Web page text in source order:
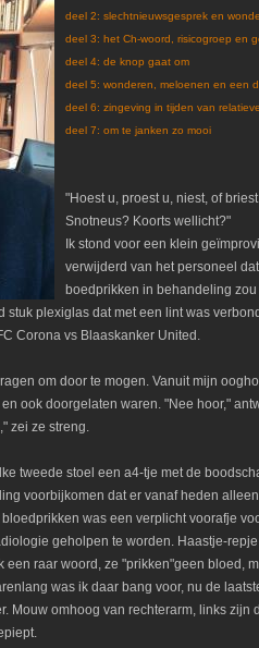
deel 2: slechtnieuwsgesprek en
deel 3: het Ch-woord, risicogroep en
deel 4: de knop gaat om
deel 5: wonderen, meloenen en een
deel 6: zingeving in tijden van
deel 7: om te janken zo mooi
"Hoest u, proest u, niest, of
Snotneus? Koorts wellicht?"
Ik stond voor een klein
verwijderd van het personeel
boedprikken in behandeling
plexiglas dat met een lint was
Corona vs Blaaskanker United.
om door te mogen. Vanuit mijn
ook doorgelaten waren. "Nee hoor,"
zei ze streng.
tweede stoel een a4-tje met de
voorbijkomen dat er vanaf heden
was een verplicht voorafje
geholpen te worden. Haastje-
raar woord, ze "prikken"geen bloed,
was ik daar bang voor, nu de
Mouw omhoog van rechterarm, links zijn